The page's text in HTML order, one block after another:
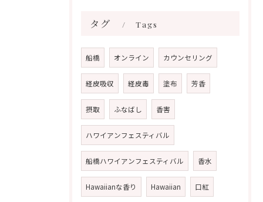
タグ Tags
船橋 オンライン カウンセリング
経皮吸収 経皮毒 塗布 芳香
摂取 ふなばし 香害
ハワイアンフェスティバル
船橋ハワイアンフェスティバル 香水
Hawaiianな香り Hawaiian 口紅